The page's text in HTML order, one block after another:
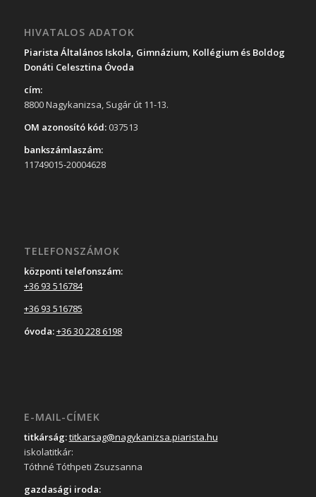
HIVATALOS ADATOK
Piarista Általános Iskola, Gimnázium, Kollégium és Boldog
Donáti Celesztina Óvoda
cím:
8800 Nagykanizsa, Sugár út 11-13.
OM azonosító kód:037513
bankszámlaszám:
11749015-20004628
TELEFONSZÁMOK
központi telefonszám:
+36 93 516784
+36 93 516785
óvoda:+36 30 228 6198
E-MAIL-CÍMEK
titkárság:titkarsag@nagykanizsa.piarista.hu
iskolatitkár:
Tóthné Tóthpeti Zsuzsanna
gazdasági iroda: